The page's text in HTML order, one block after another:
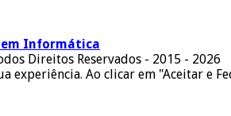
em Informática
Direitos Reservados - 2015 - 2026
experiência. Ao clicar em "Aceitar e